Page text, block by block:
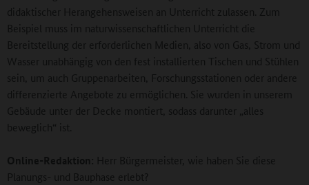
didaktischer Herangehensweisen an Unterricht zulassen. Zum
Beispiel muss im naturwissenschaftlichen Unterricht die
Bereitstellung der erforderlichen Medien, also von Gas, Strom und
Wasser unabhängig von den fest installierten Tischen und Stühlen
sein, um auch Gruppenarbeiten, Forschungsstationen oder andere
differenzierte Angebote zu ermöglichen. Sie wurden in unserem
Gebäude unter der Decke montiert, sodass darunter „alles
beweglich“ ist.
Online-Redaktion: Herr Bürgermeister, wie haben Sie diese
Planungs- und Bauphase erlebt?